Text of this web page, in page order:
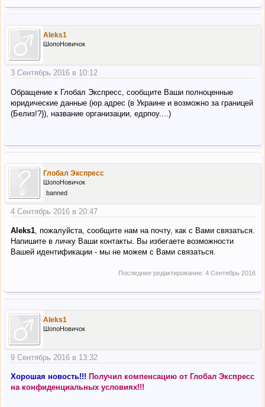
Aleks1
ШопоНовичок
3 Сентябрь 2016 в 10:12
Обращение к Глобал Экспресс, сообщите Ваши полноценные
юридические данные (юр.адрес (в Украине и возможно за границей
(Белиз!?)), название организации, едрпоу....)
Глобал Экспресс
ШопоНовичок
banned
4 Сентябрь 2016 в 20:47
Aleks1 , пожалуйста, сообщите нам на почту, как с Вами связаться.
Напишите в личку Ваши контакты. Вы избегаете возможности
Вашей идентификации - мы не можем с Вами связаться.
Последнее редактирование: 4 Сентябрь 2016
Aleks1
ШопоНовичок
9 Сентябрь 2016 в 13:32
Хорошая новость!!! Получил компенсацию от Глобал Экспресс
на конфиденциальных условиях!!!